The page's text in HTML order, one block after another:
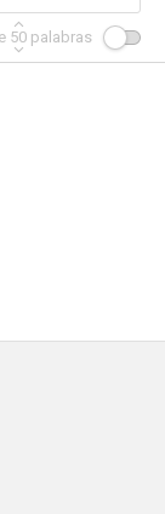
50 palabras